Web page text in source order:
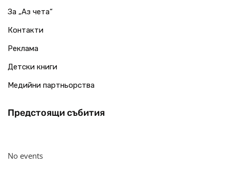
За „Аз чета“
Контакти
Реклама
Детски книги
Медийни партньорства
Предстоящи събития
No events